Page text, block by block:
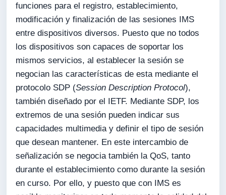
funciones para el registro, establecimiento,
modificación y finalización de las sesiones IMS
entre dispositivos diversos. Puesto que no todos
los dispositivos son capaces de soportar los
mismos servicios, al establecer la sesión se
negocian las características de esta mediante el
protocolo SDP (Session Description Protocol),
también diseñado por el IETF. Mediante SDP, los
extremos de una sesión pueden indicar sus
capacidades multimedia y definir el tipo de sesión
que desean mantener. En este intercambio de
señalización se negocia también la QoS, tanto
durante el establecimiento como durante la sesión
en curso. Por ello, y puesto que con IMS es